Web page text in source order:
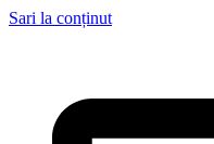
Sari la conținut